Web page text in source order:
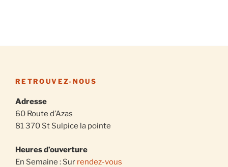
RETROUVEZ-NOUS
Adresse
60 Route d’Azas
81 370 St Sulpice la pointe
Heures d’ouverture
En Semaine : Sur rendez-vous